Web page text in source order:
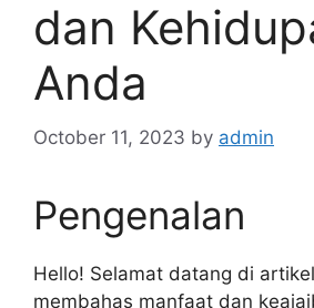
dan
Anda
October 11, 2023 by admin
Pengenalan
Hello! Selamat datang di
membahas manfaat dan